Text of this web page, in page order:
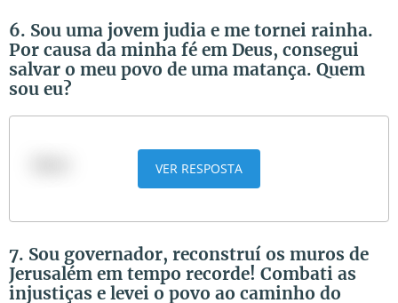
6. Sou uma jovem judia e me tornei rainha.
Por causa da minha fé em Deus, consegui
salvar o meu povo de uma matança. Quem
sou eu?
VER RESPOSTA
7. Sou governador, reconstruí os muros de
Jerusalém em tempo recorde! Combati as
injustiças e levei o povo ao caminho do